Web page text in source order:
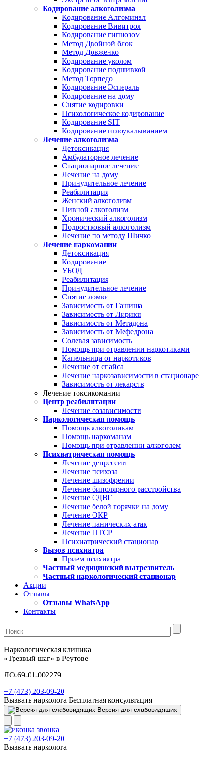
Кодирование алкоголизма
Кодирование Алгоминал
Кодирование Вивитрол
Кодирование гипнозом
Метод Двойной блок
Метод Довженко
Кодирование уколом
Кодирование подшивкой
Метод Торпедо
Кодирование Эспераль
Кодирование на дому
Снятие кодировки
Психологическое кодирование
Кодирование SIT
Кодирование иглоукалыванием
Лечение алкоголизма
Детоксикация
Амбулаторное лечение
Стационарное лечение
Лечение на дому
Принудительное лечение
Реабилитация
Женский алкоголизм
Пивной алкоголизм
Хронический алкоголизм
Подростковый алкоголизм
Лечение по методу Шичко
Лечение наркомании
Детоксикация
Кодирование
УБОД
Реабилитация
Принудительное лечение
Снятие ломки
Зависимость от Гашиша
Зависимость от Лирики
Зависимость от Метадона
Зависимость от Мефедрона
Солевая зависимость
Помощь при отравлении наркотиками
Капельница от наркотиков
Лечение от спайса
Лечение наркозависимости в стационаре
Зависимость от лекарств
Лечение токсикомании
Центр реабилитации
Лечение созависимости
Наркологическая помощь
Помощь алкоголикам
Помощь наркоманам
Помощь при отравлении алкоголем
Психиатрическая помощь
Лечение депрессии
Лечение психоза
Лечение шизофрении
Лечение биполярного расстройства
Лечение СДВГ
Лечение белой горячки на дому
Лечение ОКР
Лечение панических атак
Лечение ПТСР
Психиатрический стационар
Вызов психиатра
Прием психиатра
Частный медицинский вытрезвитель
Частный наркологический стационар
Акции
Отзывы
Отзывы WhatsApp
Контакты
Наркологическая клиника
«Трезвый шаг» в Реутове
ЛО-69-01-002279
+7 (473) 203-09-20
Вызвать нарколога Бесплатная консультация
Версия для слабовидящих
+7 (473) 203-09-20
Вызвать нарколога